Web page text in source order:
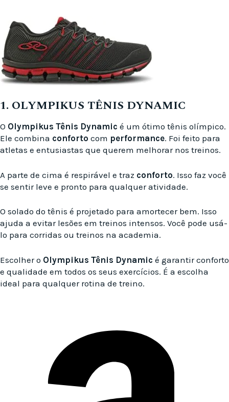
1. OLYMPIKUS TÊNIS DYNAMIC
O Olympikus Tênis Dynamic é um ótimo tênis olímpico.
Ele combina conforto com performance. Foi feito para
atletas e entusiastas que querem melhorar nos treinos.
A parte de cima é respirável e traz conforto. Isso faz você
se sentir leve e pronto para qualquer atividade.
O solado do tênis é projetado para amortecer bem. Isso
ajuda a evitar lesões em treinos intensos. Você pode usá-
lo para corridas ou treinos na academia.
Escolher o Olympikus Tênis Dynamic é garantir conforto
e qualidade em todos os seus exercícios. É a escolha
ideal para qualquer rotina de treino.